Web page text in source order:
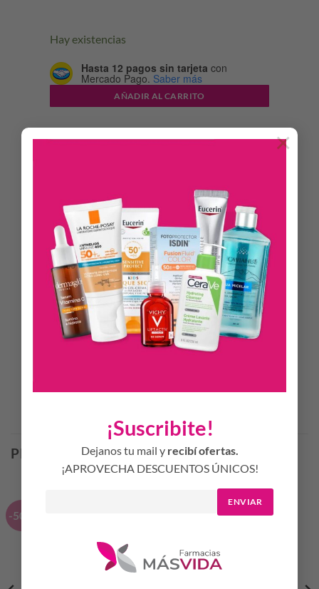
¡Suscribite!
Dejanos tu mail y recibí ofertas.
¡APROVECHA DESCUENTOS ÚNICOS!
ENVIAR
×
Hay existencias
Hasta 12 pagos sin tarjeta con
Mercado Pago. Saber más
AÑADIR AL CARRITO
Una base de maquillaje fresca, ligera y maleable de cobertura
alta para corregir y mejorar la textura y el color de la piel
grasa y con tendencia acneica. Esta fórmula camufla y
disimula las imperfecciones durante todo el día sin efecto
máscara.
Beneficios.
Reduce las imperfecciones un 49%, proporcionando una piel
mate durante todo el día.
No Comedogénico.
PRODUCTOS RELACIONADOS
-50%